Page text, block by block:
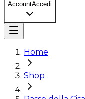
AccountAccedi
Home
Shop